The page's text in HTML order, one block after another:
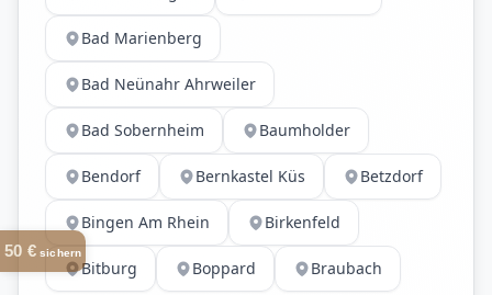
Bad Marienberg
Bad Neünahr Ahrweiler
Bad Sobernheim Baumholder
Bendorf Bernkastel Küs Betzdorf
Bingen Am Rhein Birkenfeld
Bitburg Boppard Braubach
50 €sichern